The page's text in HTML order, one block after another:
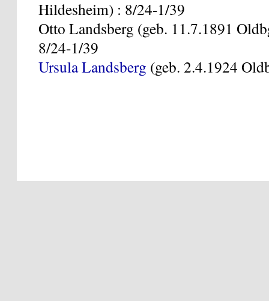
Hildesheim) : 8/24-1/39
Otto Landsberg (geb. 11.7.1891
8/24-1/39
Ursula Landsberg (geb. 2.4.1924